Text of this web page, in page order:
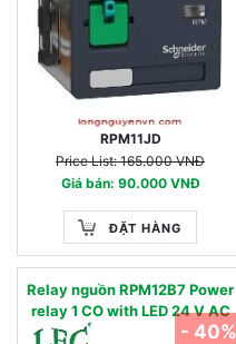
RPM11JD
Price List: 165.000 VNĐ
Giá bán: 90.000 VNĐ
ĐẶT HÀNG
Relay nguồn RPM12B7 Power
relay 1 CO with LED 24 V AC
- 40%